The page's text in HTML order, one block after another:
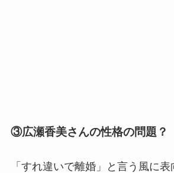
③広瀬香美さんの性格の問題？
「すれ違いで離婚」と言う風に